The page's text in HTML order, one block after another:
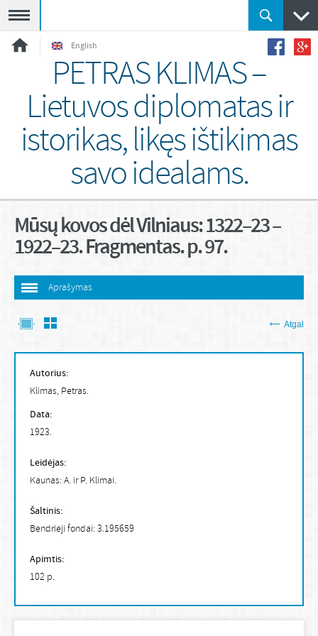
English
PETRAS KLIMAS –
Lietuvos diplomatas ir
istorikas, likęs ištikimas
savo idealams.
Mūsų kovos dėl Vilniaus: 1322–23 –
1922–23. Fragmentas. p. 97.
Aprašymas
Atgal
Autorius:
Klimas, Petras.
Data:
1923.
Leidėjas:
Kaunas: A. ir P. Klimai.
Šaltinis:
Bendrieji fondai: 3.195659
Apimtis:
102 p.